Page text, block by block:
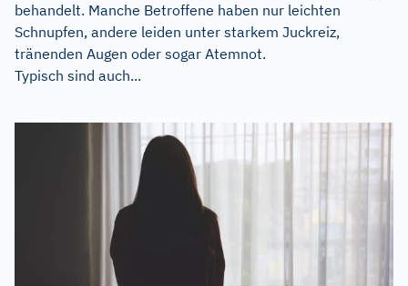
behandelt. Manche Betroffene haben nur leichten
Schnupfen, andere leiden unter starkem Juckreiz,
tränenden Augen oder sogar Atemnot.
Typisch sind auch...